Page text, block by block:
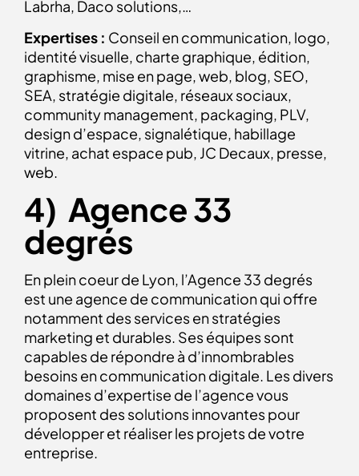
Labrha, Daco solutions,…
Expertises : Conseil en communication, logo,
identité visuelle, charte graphique, édition,
graphisme, mise en page, web, blog, SEO,
SEA, stratégie digitale, réseaux sociaux,
community management, packaging, PLV,
design d’espace, signalétique, habillage
vitrine, achat espace pub, JC Decaux, presse,
web.
4) Agence 33
degrés
En plein coeur de Lyon, l’Agence 33 degrés
est une agence de communication qui offre
notamment des services en stratégies
marketing et durables. Ses équipes sont
capables de répondre à d’innombrables
besoins en communication digitale. Les divers
domaines d’expertise de l’agence vous
proposent des solutions innovantes pour
développer et réaliser les projets de votre
entreprise.